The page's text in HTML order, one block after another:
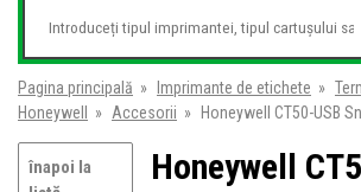
Pagina principală » Imprimante de etichete »
Honeywell
» Accesorii » Honeywell CT50-USB
înapoi la
Honeywell